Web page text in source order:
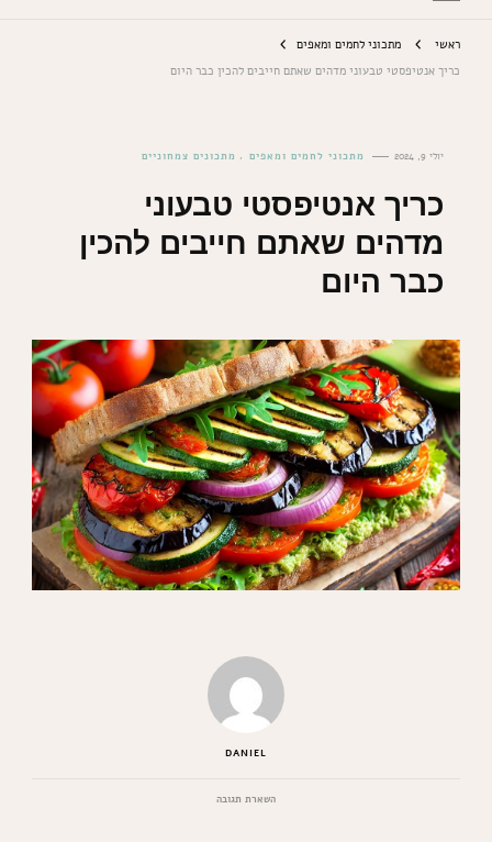
ראשי
מתכוני לחמים ומאפים
כריך אנטיפסטי טבעוני מדהים שאתם חייבים להכין כבר היום
יולי 9, 2024 מתכוני לחמים ומאפים מתכונים צמחוניים
כריך אנטיפסטי טבעוני
מדהים שאתם חייבים להכין
כבר היום
DANIEL
השארת תגובהבנושא